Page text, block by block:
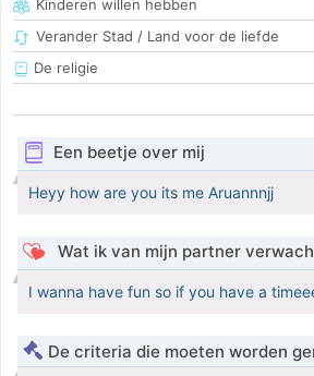
Kinderen willen hebben
Verander Stad / Land voor de liefde
De religie
Een beetje over mij
Heyy how are you its me Aruannnjj
Wat ik van mijn partner
I wanna have fun so if you have a
De criteria die moeten worden